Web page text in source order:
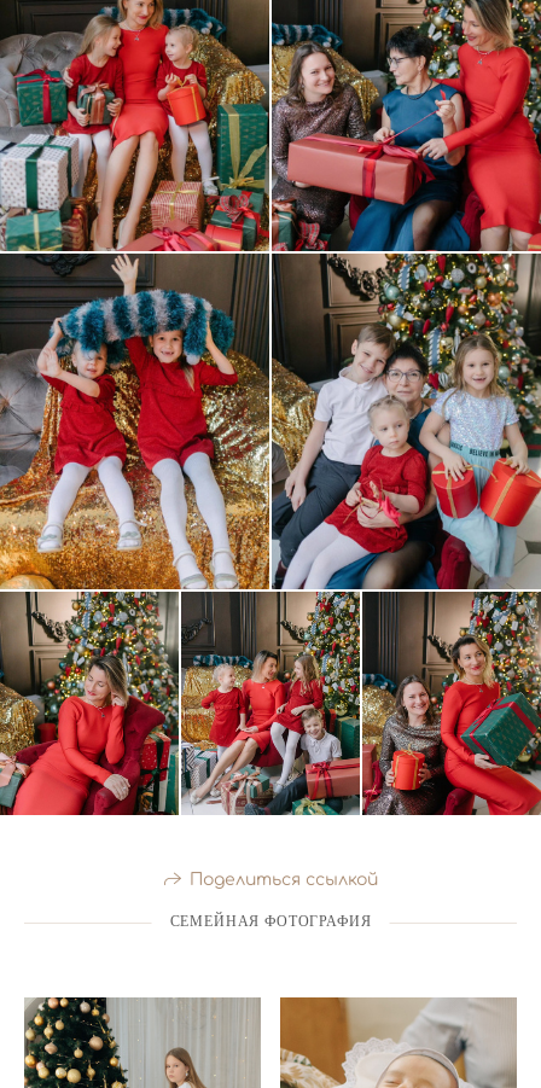
Поделиться ссылкой
СЕМЕЙНАЯ ФОТОГРАФИЯ